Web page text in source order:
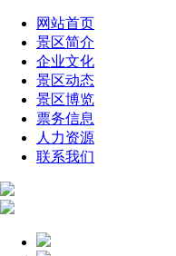
网站首页
景区简介
企业文化
景区动态
景区博览
票务信息
人力资源
联系我们